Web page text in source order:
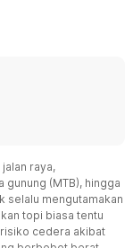
raya,
(MTB), hingga
selalu mengutamakan
topi biasa tentu
cedera akibat